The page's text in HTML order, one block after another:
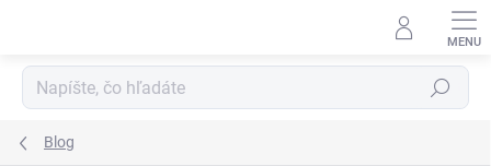
Hľadať
Blog